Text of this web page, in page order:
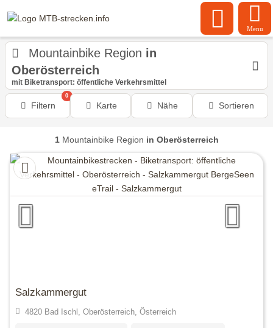
Menu
Mountainbike Region in
Oberösterreich
mit Biketransport: öffentliche Verkehrsmittel
Filtern
0
Karte Nähe Sortieren
1Mountainbike Region in Oberösterreich
Salzkammergut
4820 Bad Ischl, Oberösterreich, Österreich